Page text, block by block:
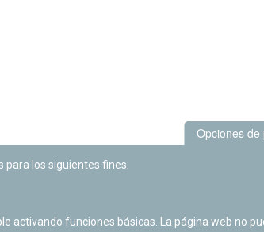
Opciones de
para los siguientes fines:
activando funciones básicas. La página web no